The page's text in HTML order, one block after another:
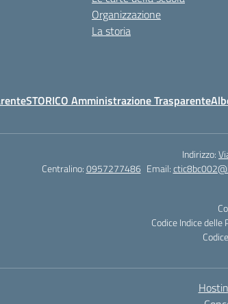
Organizzazione
La storia
STORICO Amministrazione Trasparente
Indirizzo:
Centralino:0957277486 Email:
Codice Indice